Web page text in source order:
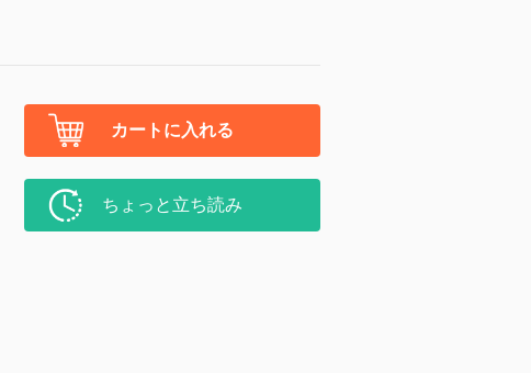
カートに入れる
ちょっと立ち読み